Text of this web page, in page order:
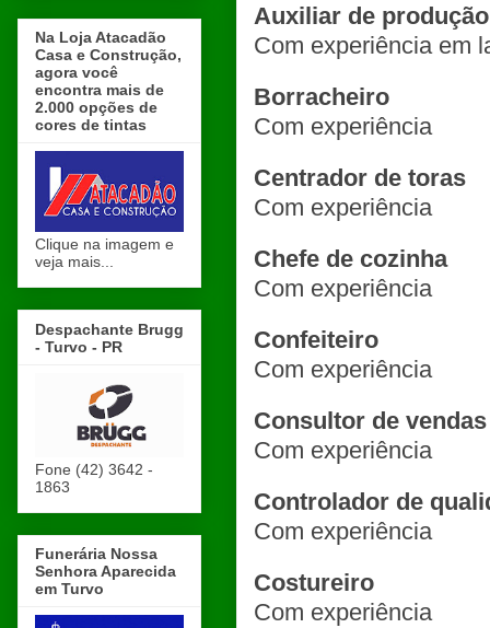
Auxiliar de produção
Com experiência em
Borracheiro
Com experiência
Centrador de toras
Com experiência
Chefe de cozinha
Com experiência
Confeiteiro
Com experiência
Consultor de vendas
Com experiência
Controlador de
Com experiência
Costureiro
Com experiência
Na Loja Atacadão
Casa e Construção,
agora você
encontra mais de
2.000 opções de
cores de tintas
Clique na imagem e
veja mais...
Despachante Brugg
- Turvo - PR
Fone (42) 3642 -
1863
Funerária Nossa
Senhora Aparecida
em Turvo